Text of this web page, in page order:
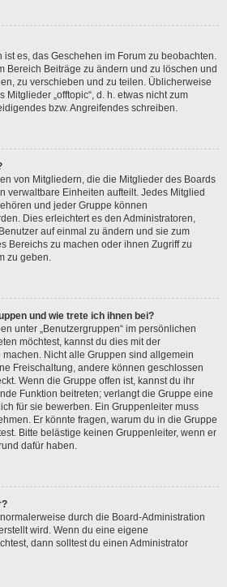
ist es, das Geschehen im Forum zu beobachten.
Bereich Beiträge zu ändern und zu löschen und
zu verschieben und zu teilen. Üblicherweise
„offtopic“, d. h. etwas nicht zum
bzw. Angreifendes schreiben.
von Mitgliedern, die die Mitglieder des Boards
verwaltbare Einheiten aufteilt. Jedes Mitglied
und jeder Gruppe können
Dies erleichtert es den Administratoren,
auf einmal zu ändern und sie zum
Bereichs zu machen oder ihnen Zugriff zu
zu geben.
und wie trete ich ihnen bei?
unter „Benutzergruppen“ im persönlichen
möchtest, kannst du dies mit der
Nicht alle Gruppen sind allgemein
Freischaltung, andere können geschlossen
Wenn die Gruppe offen ist, kannst du ihr
Funktion beitreten; verlangt die Gruppe eine
für sie bewerben. Ein Gruppenleiter muss
Er könnte fragen, warum du in die Gruppe
Bitte belästige keinen Gruppenleiter, wenn er
dafür haben.
durch die Board-Administration
wird. Wenn du eine eigene
dann solltest du einen Administrator